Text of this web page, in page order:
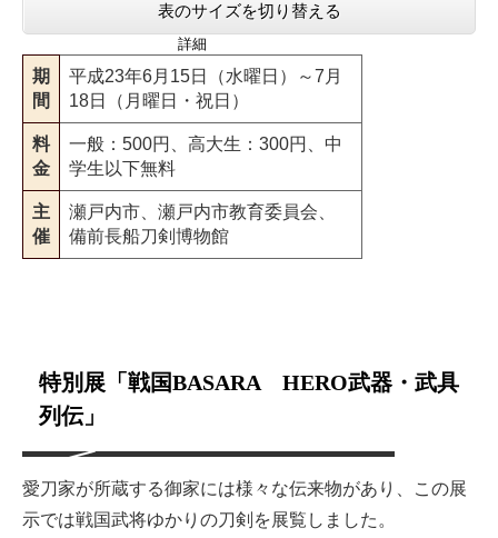
表のサイズを切り替える
詳細
期
間
平成23年6月15日（水曜日）～7月
18日（月曜日・祝日）
料
金
一般：500円、高大生：300円、中
学生以下無料
主
催
瀬戸内市、瀬戸内市教育委員会、
備前長船刀剣博物館
特別展「戦国BASARA HERO武器・武具
列伝」
愛刀家が所蔵する御家には様々な伝来物があり、この展
示では戦国武将ゆかりの刀剣を展覧しました。